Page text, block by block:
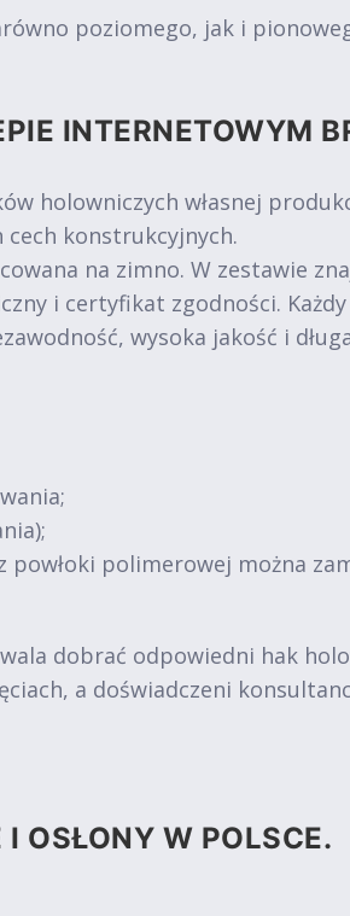
poziomego, jak i
INTERNETOWYM
holowniczych własnej
konstrukcyjnych.
na zimno. W zestawie
i certyfikat zgodności.
wysoka jakość i
polimerowej można
dobrać odpowiedni hak
a doświadczeni
OSŁONY W POLSCE.